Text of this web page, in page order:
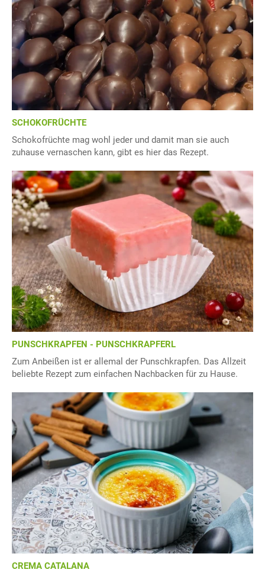
SCHOKOFRÜCHTE
Schokofrüchte mag wohl jeder und damit man sie auch
zuhause vernaschen kann, gibt es hier das Rezept.
PUNSCHKRAPFEN - PUNSCHKRAPFERL
Zum Anbeißen ist er allemal der Punschkrapfen. Das Allzeit
beliebte Rezept zum einfachen Nachbacken für zu Hause.
CREMA CATALANA